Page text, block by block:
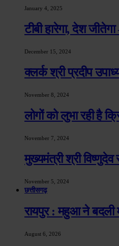
January 4, 2025
टीबी हारेगा, देश
December 15, 2024
क्लर्क श्री प्रदीप
November 8, 2024
लोगों को लुभा रही है
November 7, 2024
मुख्यमंत्री श्री
November 5, 2024
छत्तीसगढ़
रायपुर : महुआ ने बदली
August 6, 2026